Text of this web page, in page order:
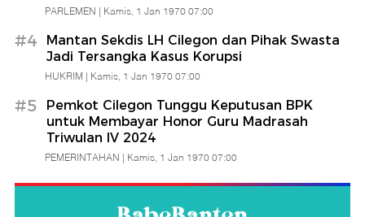
PARLEMEN | Kamis, 1 Jan 1970 07:00
#4
Mantan Sekdis LH Cilegon dan Pihak Swasta
Jadi Tersangka Kasus Korupsi
HUKRIM | Kamis, 1 Jan 1970 07:00
#5
Pemkot Cilegon Tunggu Keputusan BPK
untuk Membayar Honor Guru Madrasah
Triwulan IV 2024
PEMERINTAHAN | Kamis, 1 Jan 1970 07:00